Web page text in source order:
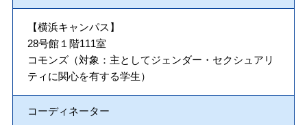
【横浜キャンパス】
28号館１階111室
コモンズ（対象：主としてジェンダー・セクシュアリ
ティに関心を有する学生）
コーディネーター